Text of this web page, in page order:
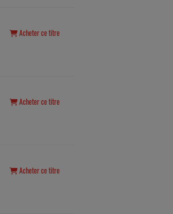
Acheter ce titre
Acheter ce titre
Acheter ce titre